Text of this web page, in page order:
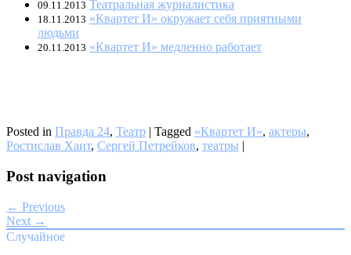
09.11.2013 Театральная журналистика
18.11.2013 «Квартет И» окружает себя приятными
людьми
20.11.2013 «Квартет И» медленно работает
Posted in Правда 24, Театр | Tagged «Квартет И», актеры,
Ростислав Хаит, Сергей Петрейков, театры |
Post navigation
← Previous
Next →
Случайное